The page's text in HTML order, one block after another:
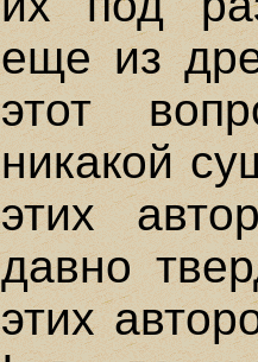
еще из
этот
никакой
этих
давно
этих